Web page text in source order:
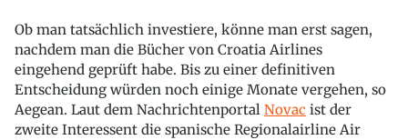
Ob man tatsächlich investiere, könne man erst sagen,
nachdem man die Bücher von Croatia Airlines
eingehend geprüft habe. Bis zu einer definitiven
Entscheidung würden noch einige Monate vergehen, so
Aegean. Laut dem Nachrichtenportal Novac ist der
zweite Interessent die spanische Regionalairline Air